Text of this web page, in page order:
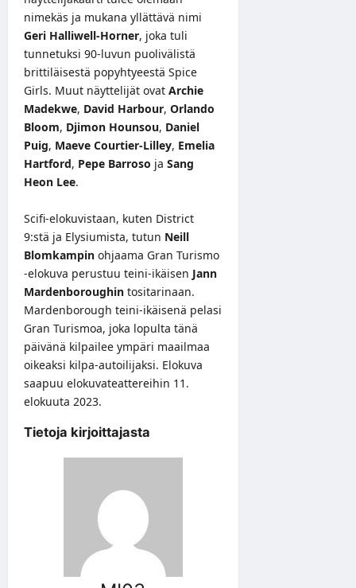
nimekäs ja mukana yllättävä nimi
Geri Halliwell-Horner, joka tuli
tunnetuksi 90-luvun puolivälistä
brittiläisestä popyhtyeestä Spice
Girls. Muut näyttelijät ovat Archie
Madekwe, David Harbour, Orlando
Bloom, Djimon Hounsou, Daniel
Puig, Maeve Courtier-Lilley, Emelia
Hartford, Pepe Barroso ja Sang
Heon Lee.
Scifi-elokuvistaan, kuten District
9:stä ja Elysiumista, tutun Neill
Blomkampin ohjaama Gran Turismo
-elokuva perustuu teini-ikäisen Jann
Mardenboroughin tositarinaan.
Mardenborough teini-ikäisenä pelasi
Gran Turismoa, joka lopulta tänä
päivänä kilpailee ympäri maailmaa
oikeaksi kilpa-autoilijaksi. Elokuva
saapuu elokuvateattereihin 11.
elokuuta 2023.
Tietoja kirjoittajasta